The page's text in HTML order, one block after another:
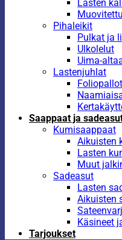
Lasten
Pihaleikit
Pulkat ja
Ulkolelut
Uima-
Lastenjuhlat
Foliopallot
Saappaat ja
Kumisaappaat
Aikuisten
Lasten
Muut
Sadeasut
Lasten
Aikuisten
Käsineet
Tarjoukset